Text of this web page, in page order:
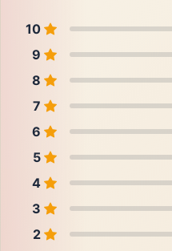
10
9
8
7
6
5
4
3
2